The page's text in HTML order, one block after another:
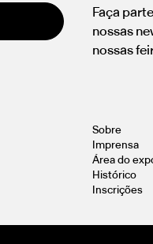
Faça
nossas
nossas
Sobre
Imprensa
Área do
Histórico
Inscrições